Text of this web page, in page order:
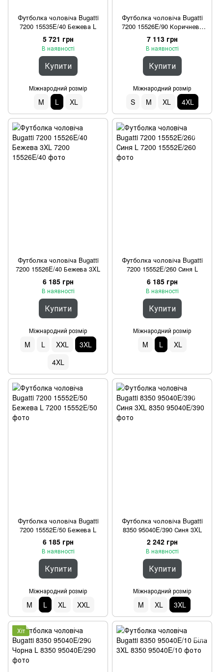
Футболка чоловіча Bugatti
7200 15535E/40 Бежева L
5 721 грн
В наявності
Купити
Міжнародний розмір
M L XL
Футболка чоловіча Bugatti
7200 15526E/90 Коричнева
4XL
7 113 грн
В наявності
Купити
Міжнародний розмір
S M XL 4XL
Футболка чоловіча Bugatti
7200 15526E/40 Бежева 3XL
6 185 грн
В наявності
Купити
Міжнародний розмір
M L XXL
3XL
4XL
Футболка чоловіча Bugatti
7200 15552E/260 Синя L
6 185 грн
В наявності
Купити
Міжнародний розмір
M L XL
Футболка чоловіча Bugatti
7200 15552E/50 Бежева L
6 185 грн
В наявності
Купити
Міжнародний розмір
M L XL XXL
Футболка чоловіча Bugatti
8350 95040E/390 Синя 3XL
2 242 грн
В наявності
Купити
Міжнародний розмір
M XL 3XL
Хіт